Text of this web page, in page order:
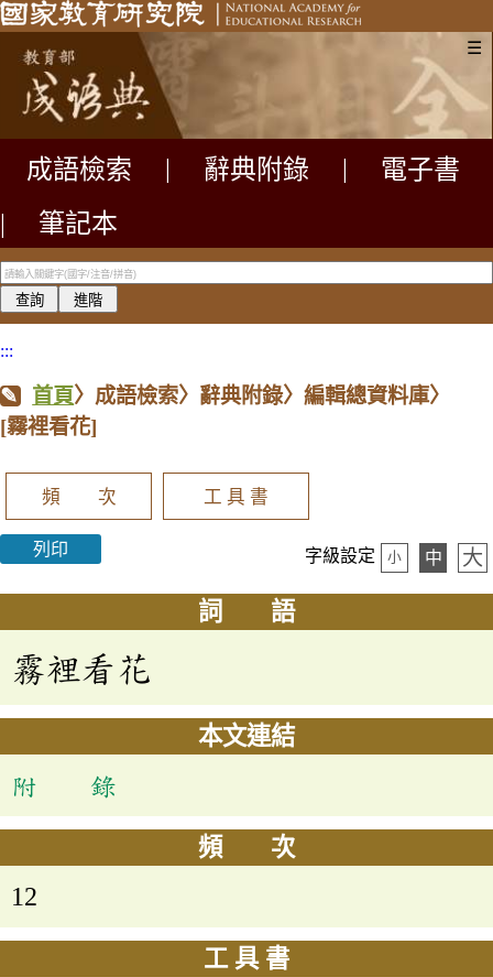
☰
成語檢索 辭典附錄
電子書
|
筆記本
:::
首頁〉成語檢索〉辭典附錄〉編輯總資料庫〉
[霧裡看花]
頻 次 工 具 書
列印 字級設定 小 中 大
詞 語
霧裡看花
本文連結
附 錄
頻 次
12
工 具 書